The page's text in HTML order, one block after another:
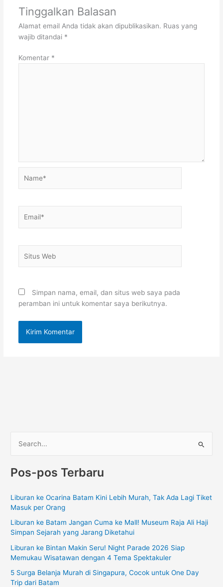
Tinggalkan Balasan
Alamat email Anda tidak akan dipublikasikan. Ruas yang
wajib ditandai *
Komentar *
Web
Simpan nama, email, dan situs web saya pada
peramban ini untuk komentar saya berikutnya.
r
u
t
Pos-pos Terbaru
Liburan ke Ocarina Batam Kini Lebih Murah, Tak Ada Lagi Tiket
Masuk per Orang
Liburan ke Batam Jangan Cuma ke Mall! Museum Raja Ali Haji
Simpan Sejarah yang Jarang Diketahui
Liburan ke Bintan Makin Seru! Night Parade 2026 Siap
Memukau Wisatawan dengan 4 Tema Spektakuler
5 Surga Belanja Murah di Singapura, Cocok untuk One Day
Trip dari Batam